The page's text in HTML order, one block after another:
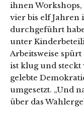
ihnen
vier bis elf Jahren
durchgeführt
unter
Arbeitsweise spürt
ist klug und steckt
gelebte
umgesetzt. „Und
über das